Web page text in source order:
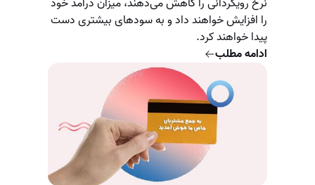
را افزایش خواهند داد و به سودهای بیشتری دست
پیدا خواهند کرد.
ادامه مطلب